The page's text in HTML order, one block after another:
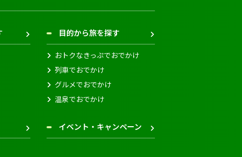
目的から旅を探す
おトクなきっぷでおでかけ
列車でおでかけ
グルメでおでかけ
温泉でおでかけ
イベント・キャンペーン